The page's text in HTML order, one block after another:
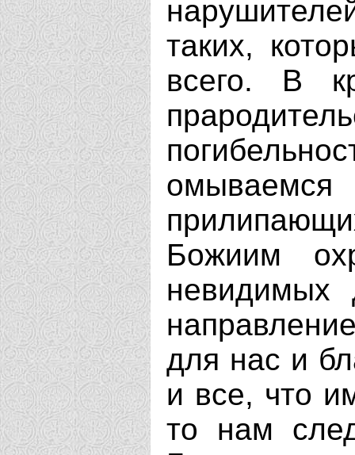
таких,
всего. В
Божиим
невидимых
для нас и
и все, что
то нам